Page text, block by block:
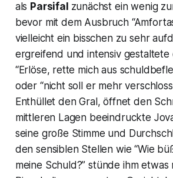
als Parsifal zunächst ein wenig
bevor mit dem Ausbruch
vielleicht ein bisschen zu sehr
ergreifend und intensiv gestaltete
“Erlöse, rette mich aus
oder “nicht soll er mehr
Enthüllet den Gral, öffnet den
mittleren Lagen beeindruckte
seine große Stimme und
den sensiblen Stellen wie “Wie
meine Schuld?” stünde ihm etwas